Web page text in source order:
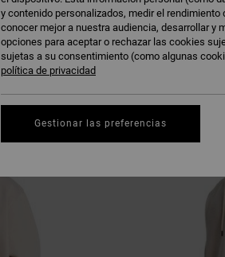
y contenido personalizados, medir el
conocer mejor a nuestra audiencia, desarrollar y
opciones para aceptar o rechazar las cookies
sujetas a su consentimiento (como algunas
política de privacidad
Gestionar las preferencias